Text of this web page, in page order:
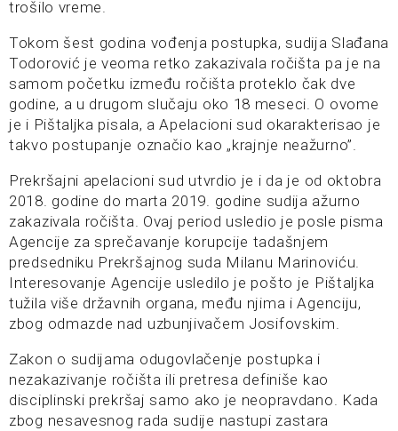
trošilo vreme.
Tokom šest godina vođenja postupka, sudija Slađana
Todorović je veoma retko zakazivala ročišta pa je na
samom početku između ročišta proteklo čak dve
godine, a u drugom slučaju oko 18 meseci. O ovome
je i Pištaljka pisala, a Apelacioni sud okarakterisao je
takvo postupanje označio kao „krajnje neažurno”.
Prekršajni apelacioni sud utvrdio je i da je od oktobra
2018. godine do marta 2019. godine sudija ažurno
zakazivala ročišta. Ovaj period usledio je posle pisma
Agencije za sprečavanje korupcije tadašnjem
predsedniku Prekršajnog suda Milanu Marinoviću.
Interesovanje Agencije usledilo je pošto je Pištaljka
tužila više državnih organa, među njima i Agenciju,
zbog odmazde nad uzbunjivačem Josifovskim.
Zakon o sudijama odugovlačenje postupka i
nezakazivanje ročišta ili pretresa definiše kao
disciplinski prekršaj samo ako je neopravdano. Kada
zbog nesavesnog rada sudije nastupi zastara